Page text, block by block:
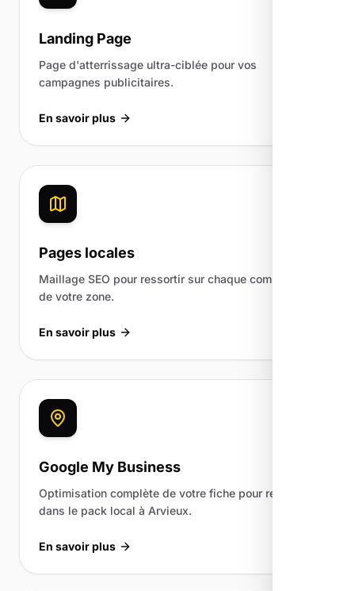
Landing Page
Page d'atterrissage ultra-ciblée pour vos
campagnes publicitaires.
En savoir plus
Pages locales
Maillage SEO pour ressortir sur chaque commune
de votre zone.
En savoir plus
Google My Business
Optimisation complète de votre fiche pour ressortir
dans le pack local à Arvieux.
En savoir plus